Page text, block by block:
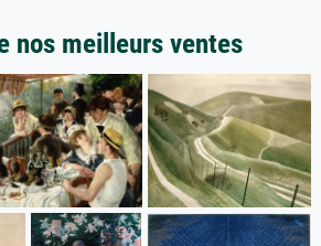
nos meilleurs ventes